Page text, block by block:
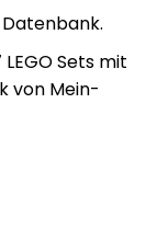
Datenbank.
Sets mit
von Mein-